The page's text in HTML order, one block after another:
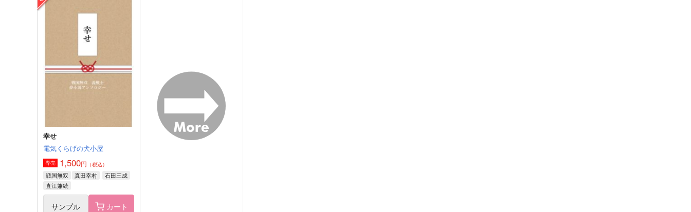
Neuaufnahme
（税込）
カイザー×潔世一
サンプル 作品詳細
幸せ
電気くらげの犬小屋
専売 1,500円 （税込）
戦国無双 真田幸村
石田三成
直江兼続
サンプル カート